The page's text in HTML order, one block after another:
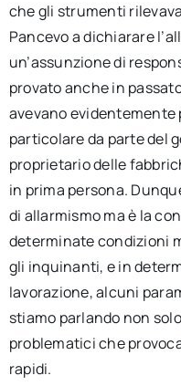
che gli strumenti
Pancevo a dichiarare
un’assunzione di
provato anche in
avevano
particolare da parte del
proprietario delle
in prima persona.
di allarmismo ma è la
determinate condizioni
gli inquinanti, e in
lavorazione, alcuni
stiamo parlando non
problematici che
rapidi.